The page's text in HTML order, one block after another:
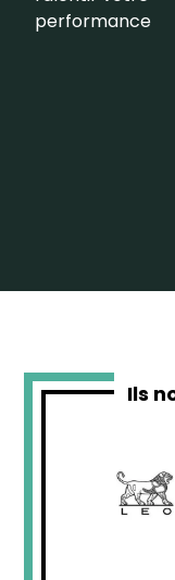
performance
Ils